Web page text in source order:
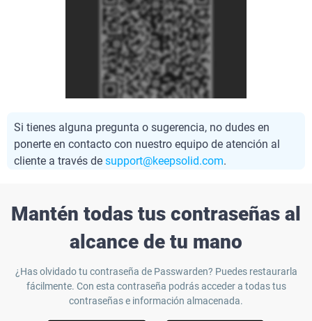
Si tienes alguna pregunta o sugerencia, no dudes en
ponerte en contacto con nuestro equipo de atención al
cliente a través de support@keepsolid.com.
Mantén todas tus contraseñas al
alcance de tu mano
¿Has olvidado tu contraseña de Passwarden? Puedes restaurarla
fácilmente. Con esta contraseña podrás acceder a todas tus
contraseñas e información almacenada.